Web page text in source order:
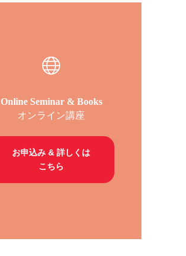
Online Seminar & Books
オンライン講座
お申込み & 詳しくは
こちら